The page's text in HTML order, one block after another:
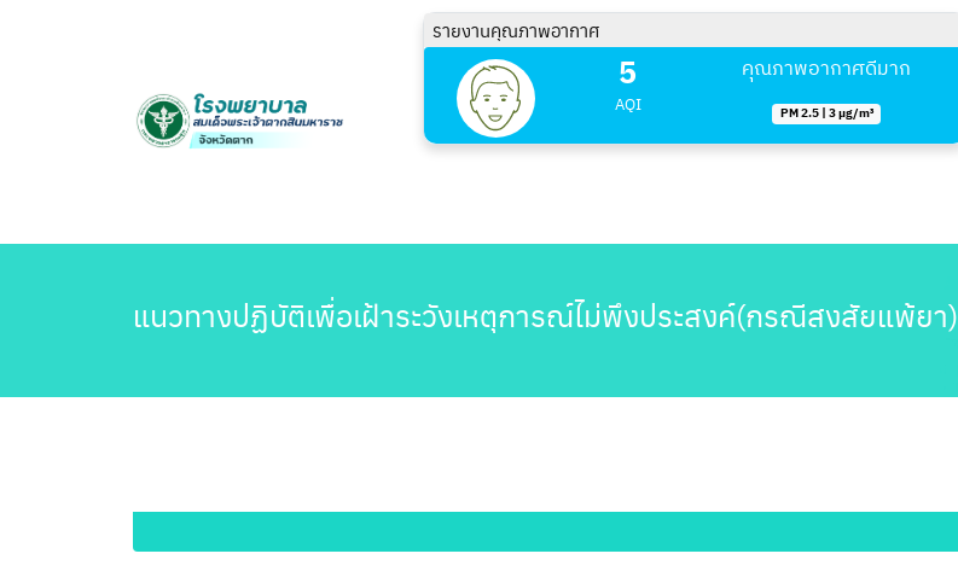
รายงานคุณภาพอากาศ
5
AQI
คุณภาพอากาศดีมาก
PM 2.5 | 3 µg/m³
แนวทางปฏิบัติเพื่อเฝ้าระวังเหตุการณ์ไม่พึงประสงค์(กรณีสงสัยแพ้ยา)